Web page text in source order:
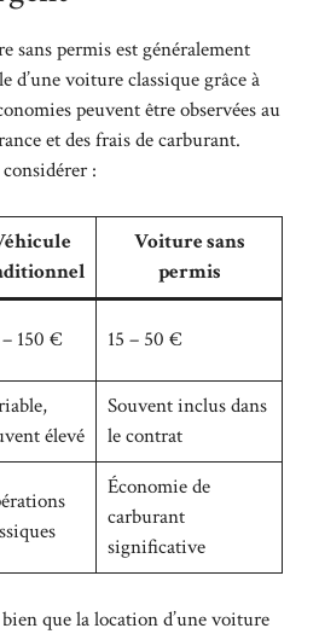
sans permis est généralement
d’une voiture classique grâce à
peuvent être observées au
et des frais de carburant.
:
Voiture sans
permis
150 € 15 – 50 €
élevé
Souvent inclus dans
le contrat
Économie de
carburant
significative
que la location d’une voiture